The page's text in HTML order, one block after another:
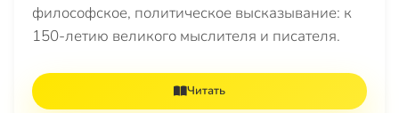
философское, политическое высказывание: к
150-летию великого мыслителя и писателя.
Читать